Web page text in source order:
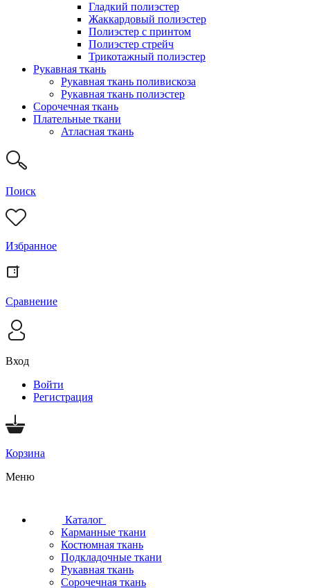
Гладкий полиэстер
Жаккардовый полиэстер
Полиэстер с принтом
Полиэстер стрейч
Трикотажный полиэстер
Рукавная ткань
Рукавная ткань поливискоза
Рукавная ткань полиэстер
Сорочечная ткань
Плательные ткани
Атласная ткань
Поиск
Избранное
Сравнение
Вход
Войти
Регистрация
Корзина
Меню
Каталог
Карманные ткани
Костюмная ткань
Подкладочные ткани
Рукавная ткань
Сорочечная ткань